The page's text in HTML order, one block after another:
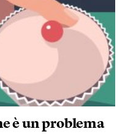
è un problema